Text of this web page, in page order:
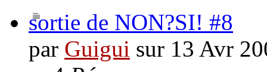
sortie de NON?SI! #8
par Guigui sur 13 Avr